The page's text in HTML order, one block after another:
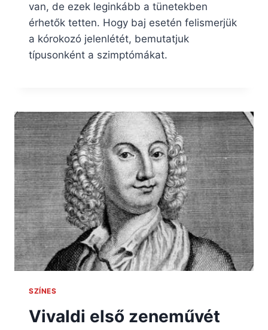
van, de ezek leginkább a tünetekben
érhetők tetten. Hogy baj esetén felismerjük
a kórokozó jelenlétét, bemutatjuk
típusonként a szimptómákat.
SZÍNES
Vivaldi első zeneművét